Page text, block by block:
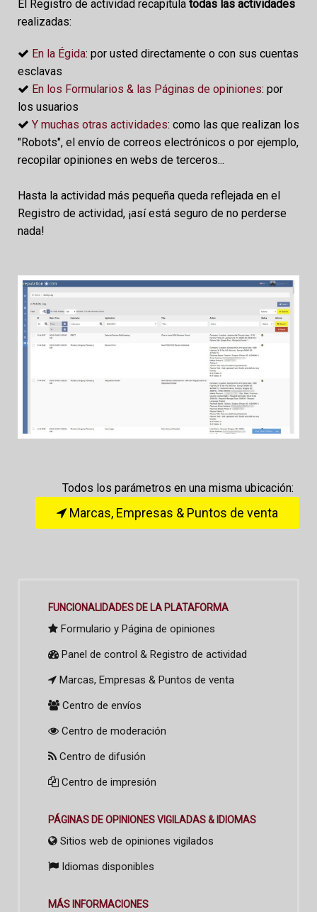
El Registro de actividad recapitula todas las actividades
realizadas:
En la Égida: por usted directamente o con sus cuentas
esclavas
En los Formularios & las Páginas de opiniones: por
los usuarios
Y muchas otras actividades: como las que realizan los
"Robots", el envío de correos electrónicos o por ejemplo,
recopilar opiniones en webs de terceros...
Hasta la actividad más pequeña queda reflejada en el
Registro de actividad, ¡así está seguro de no perderse
nada!
Todos los parámetros en una misma ubicación:
Marcas, Empresas & Puntos de venta
FUNCIONALIDADES DE LA PLATAFORMA
Formulario y Página de opiniones
Panel de control & Registro de actividad
Marcas, Empresas & Puntos de venta
Centro de envíos
Centro de moderación
Centro de difusión
Centro de impresión
PÁGINAS DE OPINIONES VIGILADAS & IDIOMAS
Sitios web de opiniones vigilados
Idiomas disponibles
MÁS INFORMACIONES